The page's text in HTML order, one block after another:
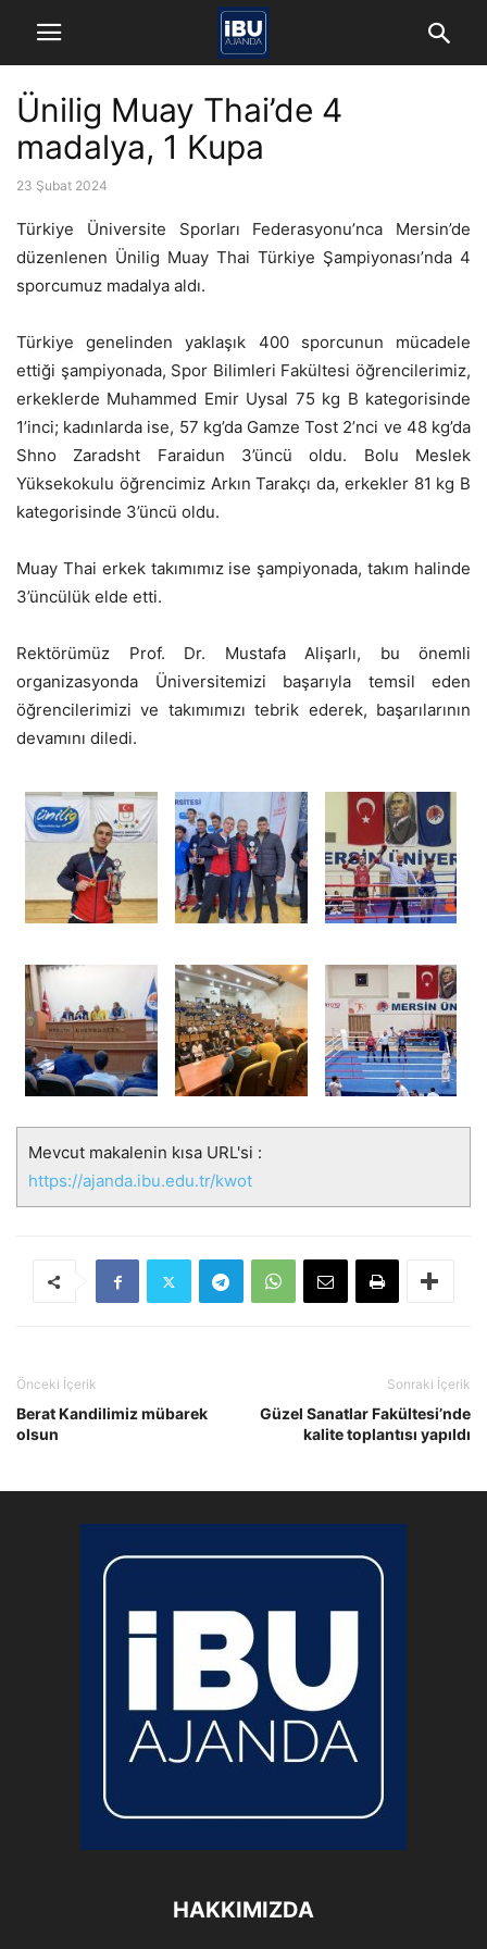
Ünilig Muay Thai’de 4
madalya, 1 Kupa
23 Şubat 2024
Türkiye Üniversite Sporları Federasyonu’nca Mersin’de
düzenlenen Ünilig Muay Thai Türkiye Şampiyonası’nda 4
sporcumuz madalya aldı.
Türkiye genelinden yaklaşık 400 sporcunun mücadele
ettiği şampiyonada, Spor Bilimleri Fakültesi öğrencilerimiz,
erkeklerde Muhammed Emir Uysal 75 kg B kategorisinde
1’inci; kadınlarda ise, 57 kg’da Gamze Tost 2’nci ve 48 kg’da
Shno Zaradsht Faraidun 3’üncü oldu. Bolu Meslek
Yüksekokulu öğrencimiz Arkın Tarakçı da, erkekler 81 kg B
kategorisinde 3’üncü oldu.
Muay Thai erkek takımımız ise şampiyonada, takım halinde
3’üncülük elde etti.
Rektörümüz Prof. Dr. Mustafa Alişarlı, bu önemli
organizasyonda Üniversitemizi başarıyla temsil eden
öğrencilerimizi ve takımımızı tebrik ederek, başarılarının
devamını diledi.
Mevcut makalenin kısa URL'si :
https://ajanda.ibu.edu.tr/kwot
Önceki İçerik
Berat Kandilimiz mübarek
olsun
Sonraki İçerik
Güzel Sanatlar Fakültesi’nde
kalite toplantısı yapıldı
HAKKIMIZDA